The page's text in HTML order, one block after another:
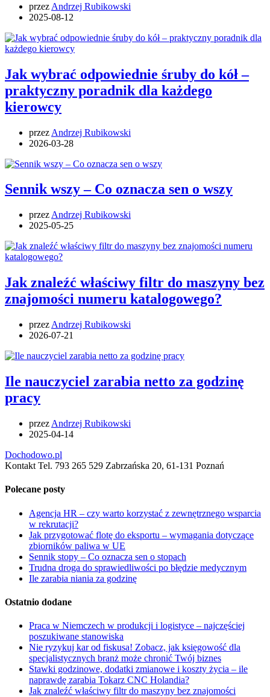
przez Andrzej Rubikowski
2025-08-12
Jak wybrać odpowiednie śruby do kół –
praktyczny poradnik dla każdego
kierowcy
przez Andrzej Rubikowski
2026-03-28
Sennik wszy – Co oznacza sen o wszy
przez Andrzej Rubikowski
2025-05-25
Jak znaleźć właściwy filtr do maszyny bez
znajomości numeru katalogowego?
przez Andrzej Rubikowski
2026-07-21
Ile nauczyciel zarabia netto za godzinę
pracy
przez Andrzej Rubikowski
2025-04-14
Dochodowo.pl
Kontakt Tel. 793 265 529 Zabrzańska 20, 61-131 Poznań
Polecane posty
Agencja HR – czy warto korzystać z zewnętrznego wsparcia
w rekrutacji?
Jak przygotować flotę do eksportu – wymagania dotyczące
zbiorników paliwa w UE
Sennik stopy – Co oznacza sen o stopach
Trudna droga do sprawiedliwości po błędzie medycznym
Ile zarabia niania za godzinę
Ostatnio dodane
Praca w Niemczech w produkcji i logistyce – najczęściej
poszukiwane stanowiska
Nie ryzykuj kar od fiskusa! Zobacz, jak księgowość dla
specjalistycznych branż może chronić Twój biznes
Stawki godzinowe, dodatki zmianowe i koszty życia – ile
naprawdę zarabia Tokarz CNC Holandia?
Jak znaleźć właściwy filtr do maszyny bez znajomości